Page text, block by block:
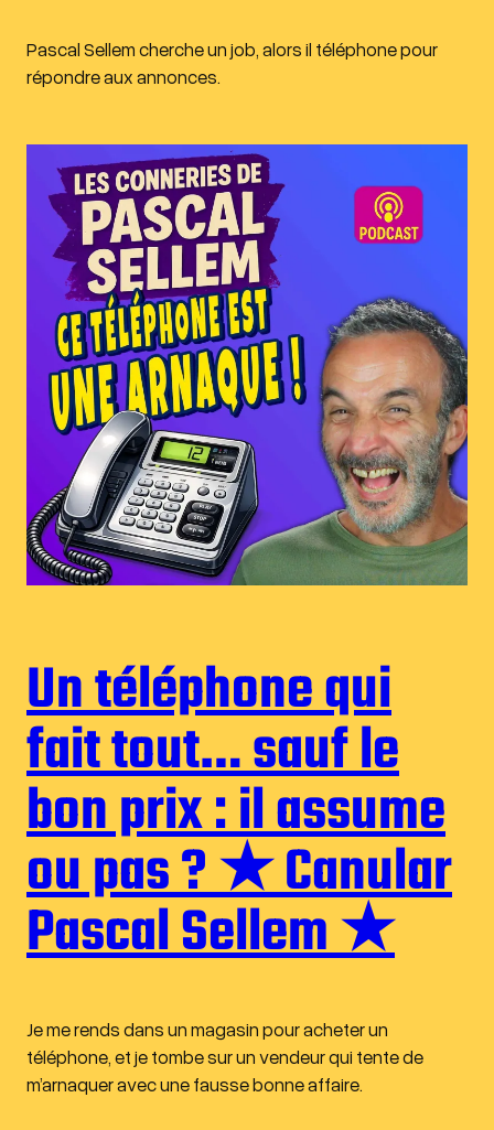
Pascal Sellem cherche un job, alors il téléphone pour
répondre aux annonces.
Un téléphone qui
fait tout… sauf le
bon prix : il assume
ou pas ? ★ Canular
Pascal Sellem ★
Je me rends dans un magasin pour acheter un
téléphone, et je tombe sur un vendeur qui tente de
m’arnaquer avec une fausse bonne affaire.